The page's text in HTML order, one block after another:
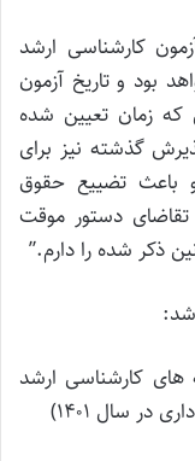
کارشناسی ارشد
خواهد بود و تاریخ آزمون
زمان تعیین شده
گذشته نیز برای
شود و باعث تضییع حقوق
تقاضای دستور موقت
های کارشناسی ارشد
در سال ۱۴۰۱)